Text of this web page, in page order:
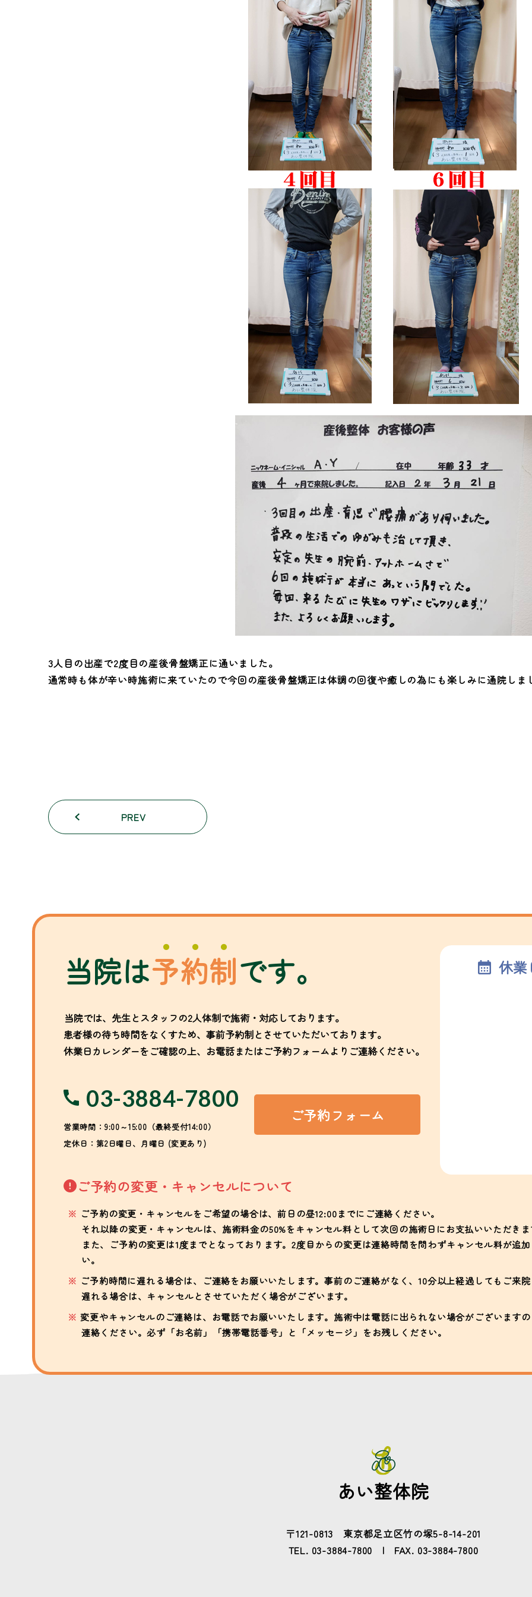
3人目の出産で2度目の産後骨盤矯正に通いました。
通常時も体が辛い時施術に来ていたので今回の産後骨盤矯正は体調の回復や癒しの為にも楽しみに通院しま
PREV
当院は予約制です。
当院では、先生とスタッフの2人体制で施術・対応しております。
患者様の待ち時間をなくすため、事前予約制とさせていただいております。
休業日カレンダーをご確認の上、お電話またはご予約フォームよりご連絡ください。
03-3884-7800
営業時間：9:00～15:00（最終受付14:00）
定休日：第2日曜日、月曜日 (変更あり)
ご予約フォーム
休
ご予約の変更・キャンセルについて
ご予約の変更・キャンセルをご希望の場合は、前日の昼12:00までにご連絡ください。
それ以降の変更・キャンセルは、施術料金の50%をキャンセル料として次回の施術日にお支払いいただき
また、ご予約の変更は1度までとなっております。2度目からの変更は連絡時間を問わずキャンセル料が追
い。
ご予約時間に遅れる場合は、ご連絡をお願いいたします。事前のご連絡がなく、10分以上経過してもご来
遅れる場合は、キャンセルとさせていただく場合がございます。
変更やキャンセルのご連絡は、お電話でお願いいたします。施術中は電話に出られない場合がございます
連絡ください。必ず「お名前」「携帯電話番号」と「メッセージ」をお残しください。
あい整体院
〒121-0813 東京都足立区竹の塚5-8-14-201
TEL. 03-3884-7800 FAX. 03-3884-7800